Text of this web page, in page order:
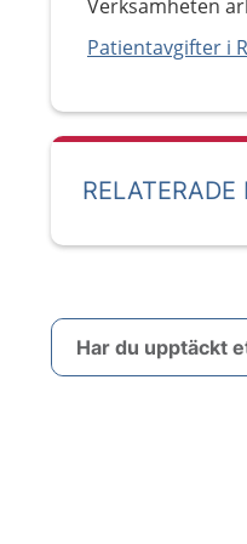
Verksamheten
Patientavgifter i
Har du upptäckt